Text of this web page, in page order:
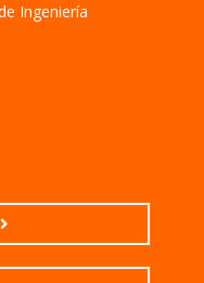
Ingeniería